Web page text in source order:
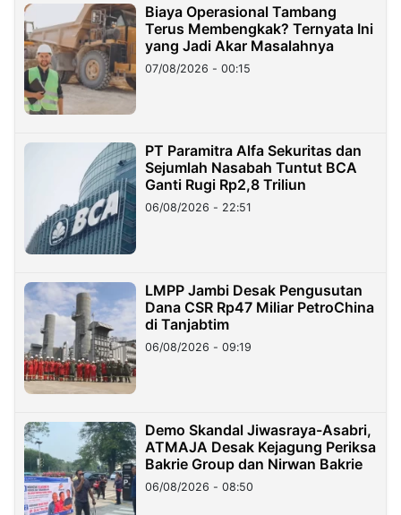
Biaya Operasional Tambang
Terus Membengkak? Ternyata Ini
yang Jadi Akar Masalahnya
07/08/2026 - 00:15
PT Paramitra Alfa Sekuritas dan
Sejumlah Nasabah Tuntut BCA
Ganti Rugi Rp2,8 Triliun
06/08/2026 - 22:51
LMPP Jambi Desak Pengusutan
Dana CSR Rp47 Miliar PetroChina
di Tanjabtim
06/08/2026 - 09:19
Demo Skandal Jiwasraya-Asabri,
ATMAJA Desak Kejagung Periksa
Bakrie Group dan Nirwan Bakrie
06/08/2026 - 08:50